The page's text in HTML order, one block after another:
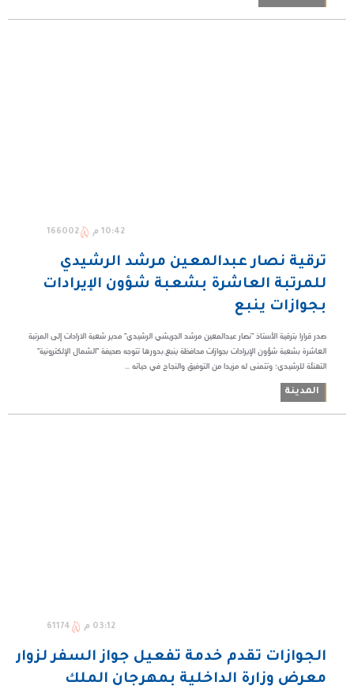
10:42 م 166002
ترقية نصار عبدالمعين مرشد الرشيدي
للمرتبة العاشرة بشعبة شؤون الإيرادات
بجوازات ينبع
صدر قرارا بترقية الأستاذ "نصار عبدالمعين مرشد الجريشي الرشيدي" مدير شعبة الارادات إلى المرتبة
العاشرة بشعبة شؤون الإيرادات بجوازات محافظة ينبع.بدورها تتوجه صحيفة "الشمال الإلكترونية"
التهنئة للرشيدي؛ وتتمنى له مزيدا من التوفيق والنجاح في حياته ...
المدينة
03:12 م 61174
الجوازات تقدم خدمة تفعيل جواز السفر لزوار
معرض وزارة الداخلية بمهرجان الملك